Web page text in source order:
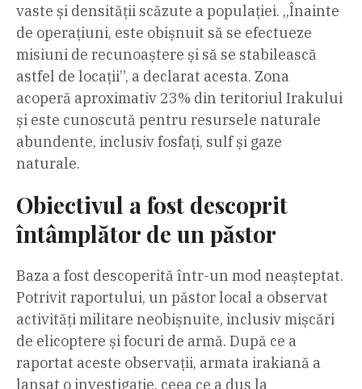
vaste și densității scăzute a populației. „Înainte
de operațiuni, este obișnuit să se efectueze
misiuni de recunoaștere și să se stabilească
astfel de locații”, a declarat acesta. Zona
acoperă aproximativ 23% din teritoriul Irakului
și este cunoscută pentru resursele naturale
abundente, inclusiv fosfați, sulf și gaze
naturale.
Obiectivul a fost descoprit
întâmplător de un păstor
Baza a fost descoperită într-un mod neașteptat.
Potrivit raportului, un păstor local a observat
activități militare neobișnuite, inclusiv mișcări
de elicoptere și focuri de armă. După ce a
raportat aceste observații, armata irakiană a
lansat o investigație, ceea ce a dus la